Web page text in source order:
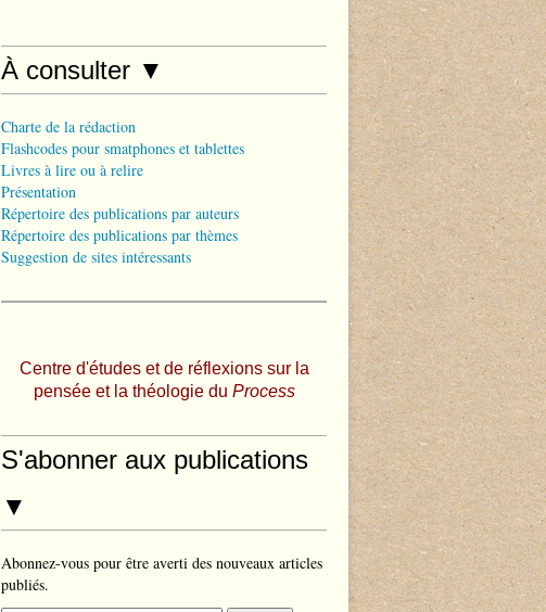
À consulter ▼
Charte de la rédaction
Flashcodes pour smatphones et tablettes
Livres à lire ou à relire
Présentation
Répertoire des publications par auteurs
Répertoire des publications par thèmes
Suggestion de sites intéressants
Centre d'études et de réflexions sur la
pensée et la théologie du Process
S'abonner aux publications
▼
Abonnez-vous pour être averti des nouveaux articles
publiés.